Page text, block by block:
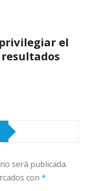
el
será publicada.
con *